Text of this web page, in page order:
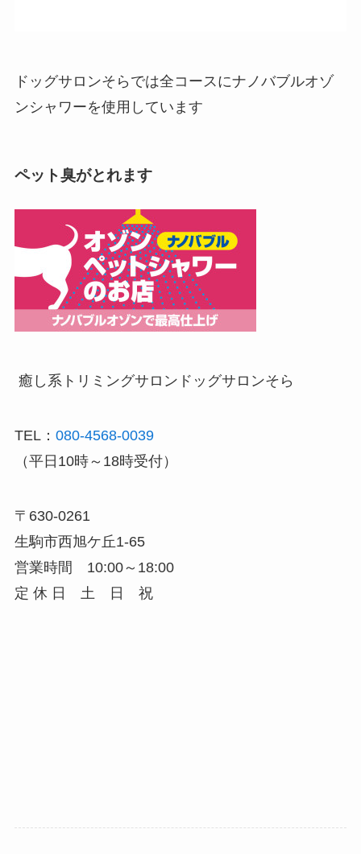
ドッグサロンそらでは全コースにナノバブルオゾ
ンシャワーを使用しています
ペット臭がとれます
癒し系トリミングサロン ドッグサロンそら
TEL： 080-4568-0039
（平日10時～18時受付）
〒630-0261
生駒市西旭ケ丘1-65
営業時間 10:00～18:00
定 休 日 土 日 祝